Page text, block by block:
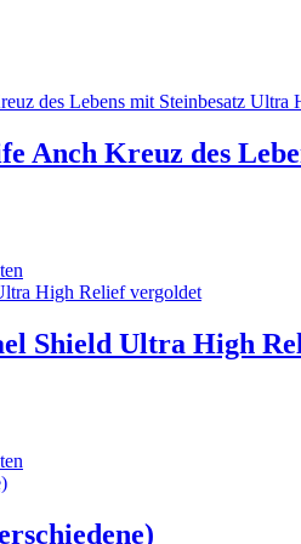
Anch Kreuz des
Shield Ultra High